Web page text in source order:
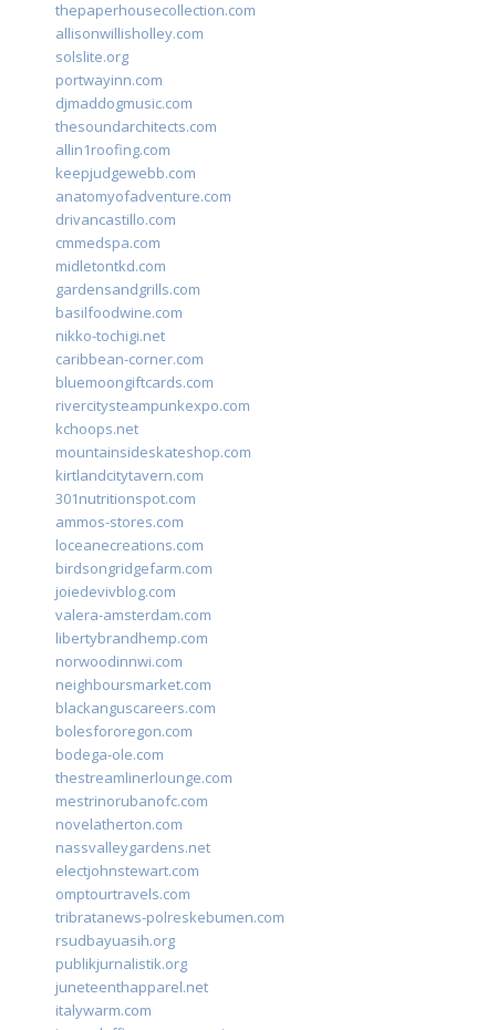
thepaperhousecollection.com
allisonwillisholley.com
solslite.org
portwayinn.com
djmaddogmusic.com
thesoundarchitects.com
allin1roofing.com
keepjudgewebb.com
anatomyofadventure.com
drivancastillo.com
cmmedspa.com
midletontkd.com
gardensandgrills.com
basilfoodwine.com
nikko-tochigi.net
caribbean-corner.com
bluemoongiftcards.com
rivercitysteampunkexpo.com
kchoops.net
mountainsideskateshop.com
kirtlandcitytavern.com
301nutritionspot.com
ammos-stores.com
loceanecreations.com
birdsongridgefarm.com
joiedevivblog.com
valera-amsterdam.com
libertybrandhemp.com
norwoodinnwi.com
neighboursmarket.com
blackanguscareers.com
bolesfororegon.com
bodega-ole.com
thestreamlinerlounge.com
mestrinorubanofc.com
novelatherton.com
nassvalleygardens.net
electjohnstewart.com
omptourtravels.com
tribratanews-polreskebumen.com
rsudbayuasih.org
publikjurnalistik.org
juneteenthapparel.net
italywarm.com